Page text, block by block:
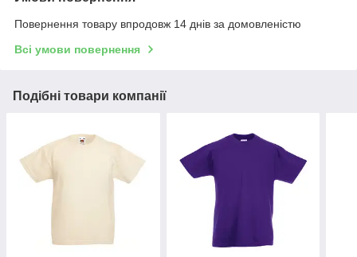
Повернення товару впродовж 14 днів за домовленістю
Всі умови повернення
Подібні товари компанії